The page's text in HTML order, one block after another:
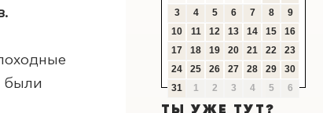
X
были
3
4 5 6 7 8
9
10
11 12 13 14 15
16
17
18 19 20 21 22
23
24
25 26 27 28 29
30
31
1 2 3 4 5 6
ТЫ УЖЕ ТУТ?